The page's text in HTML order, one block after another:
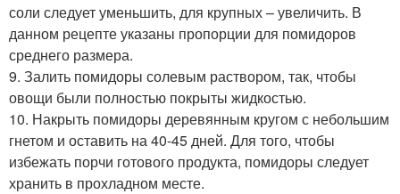
соли следует уменьшить, для крупных – увеличить. В
данном рецепте указаны пропорции для помидоров
среднего размера.
9. Залить помидоры солевым раствором, так, чтобы
овощи были полностью покрыты жидкостью.
10. Накрыть помидоры деревянным кругом с небольшим
гнетом и оставить на 40-45 дней. Для того, чтобы
избежать порчи готового продукта, помидоры следует
хранить в прохладном месте.